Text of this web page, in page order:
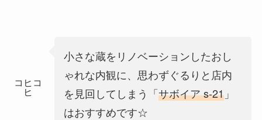
コヒコ
ヒ
小さな蔵をリノベーションしたおし
ゃれな内観に、思わずぐるりと店内
を見回してしまう「サボイア s-21」
はおすすめです☆